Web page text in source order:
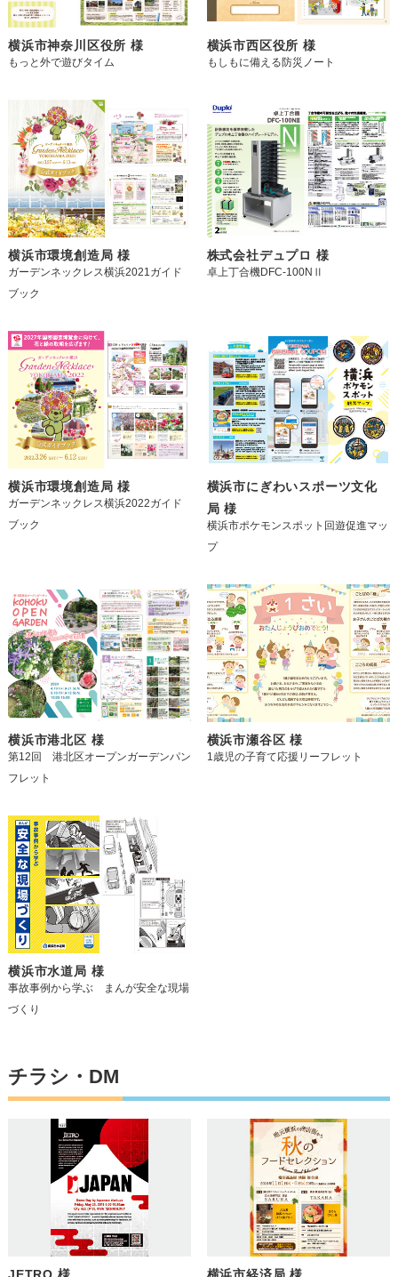
横浜市神奈川区役所 様
もっと外で遊びタイム
横浜市西区役所 様
もしもに備える防災ノート
横浜市環境創造局 様
ガーデンネックレス横浜2021ガイド
ブック
株式会社デュプロ 様
卓上丁合機DFC-100NⅡ
横浜市環境創造局 様
ガーデンネックレス横浜2022ガイド
ブック
横浜市にぎわいスポーツ文化
局 様
横浜市ポケモンスポット回遊促進マッ
プ
横浜市港北区 様
第12回 港北区オープンガーデンパン
フレット
横浜市瀬谷区 様
1歳児の子育て応援リーフレット
横浜市水道局 様
事故事例から学ぶ まんが安全な現場
づくり
チラシ・DM
JETRO 様 横浜市経済局 様